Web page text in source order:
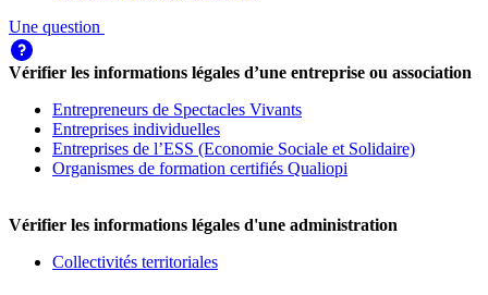
Une question
Vérifier les informations légales d’une entreprise ou association
Entrepreneurs de Spectacles Vivants
Entreprises individuelles
Entreprises de l’ESS (Economie Sociale et Solidaire)
Organismes de formation certifiés Qualiopi
Vérifier les informations légales d'une administration
Collectivités territoriales